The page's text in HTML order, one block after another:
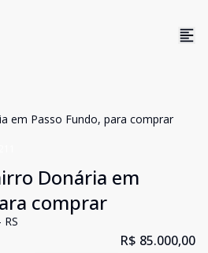
em Passo Fundo, para comprar
Donária em
comprar
R$ 85.000,00